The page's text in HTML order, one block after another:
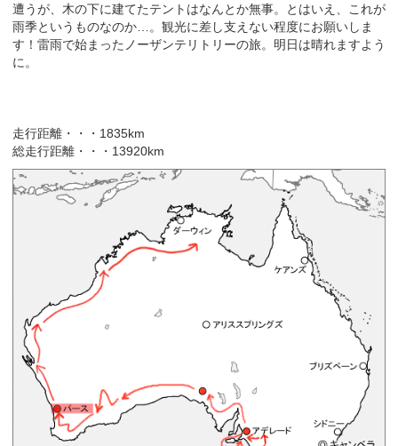
遭うが、木の下に建てたテントはなんとか無事。とはいえ、これが
雨季というものなのか…。観光に差し支えない程度にお願いしま
す！雷雨で始まったノーザンテリトリーの旅。明日は晴れますよう
に。
走行距離・・・1835km
総走行距離・・・13920km